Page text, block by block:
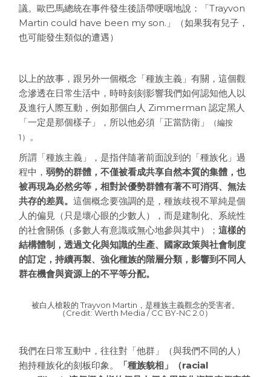
議。歐巴馬總統在事件發生後語帶哽咽地說：「Trayvon
Martin could have been my son.」（如果我有兒子，
也可能發生類似的遭遇）
以上的故事，跟另外一個概念「種族主義」有關，這個觀
念滲透在日常生活中，時時刻刻影響我們如何認知他人以
及進行人際互動，例如那個白人 Zimmerman 認定黑人
「一定是那個樣子」，所以他必須「正當防衛」
（編按
1） 。
所謂「種族主義」，是指伴隨著前面說到的「種族化」過
程中，弱勢的群體，不僅被看成共享自然本質的集體，也
被再現為必然劣等，相對於優勢群體有著不可消弭、無法
共存的差異。這個概念要強調的是，種族歧視不單純是個
人的偏見（只是壞心眼的少數人），而是建制化、系統性
的社會關係（多數人有意識或無心地參與其中）；這樣的
結構體制，透過文化與知識的生產、國家政策與社會制度
的訂定，持續再製、強化種族的階層分類，影響到不同人
群在機會與資源上的不平等分配。
被白人槍殺的 Trayvon Martin，是種族主義觀念的受害者。
（Credit: Werth Media / CC BY-NC 2.0）
我們在日常互動中，往往對「他群」（與我們不同的人）
抱持種族化的刻板印象。
「種族貌相」（racial